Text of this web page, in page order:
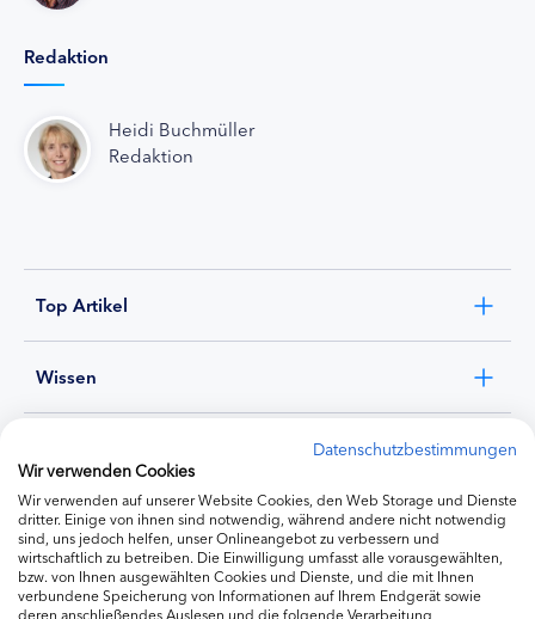
Redaktion
Heidi Buchmüller
Redaktion
Top Artikel
Wissen
Ernährung
Produkte
Datenschutzbestimmungen
Wir verwenden Cookies
Wir verwenden auf unserer Website Cookies, den Web Storage und Dienste
dritter. Einige von ihnen sind notwendig, während andere nicht notwendig
sind, uns jedoch helfen, unser Onlineangebot zu verbessern und
wirtschaftlich zu betreiben. Die Einwilligung umfasst alle vorausgewählten,
bzw. von Ihnen ausgewählten Cookies und Dienste, und die mit Ihnen
verbundene Speicherung von Informationen auf Ihrem Endgerät sowie
deren anschließendes Auslesen und die folgende Verarbeitung